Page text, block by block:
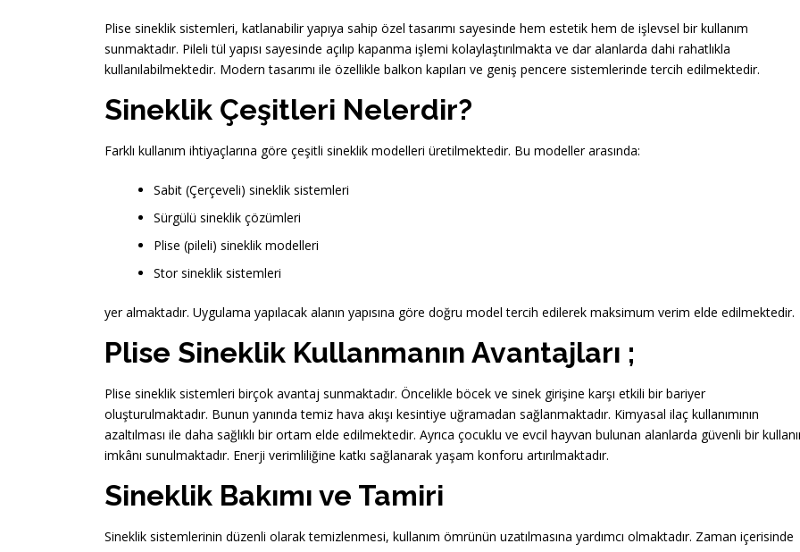
Plise sineklik sistemleri, katlanabilir yapıya sahip özel tasarımı sayesinde hem estetik hem de işlevsel bir kullanım
sunmaktadır. Pileli tül yapısı sayesinde açılıp kapanma işlemi kolaylaştırılmakta ve dar alanlarda dahi rahatlıkla
kullanılabilmektedir. Modern tasarımı ile özellikle balkon kapıları ve geniş pencere sistemlerinde tercih edilmektedir.
Sineklik Çeşitleri Nelerdir?
Farklı kullanım ihtiyaçlarına göre çeşitli sineklik modelleri üretilmektedir. Bu modeller arasında:
Sabit (Çerçeveli) sineklik sistemleri
Sürgülü sineklik çözümleri
Plise (pileli) sineklik modelleri
Stor sineklik sistemleri
yer almaktadır. Uygulama yapılacak alanın yapısına göre doğru model tercih edilerek maksimum verim elde edilmektedir.
Plise Sineklik Kullanmanın Avantajları ;
Plise sineklik sistemleri birçok avantaj sunmaktadır. Öncelikle böcek ve sinek girişine karşı etkili bir bariyer
oluşturulmaktadır. Bunun yanında temiz hava akışı kesintiye uğramadan sağlanmaktadır. Kimyasal ilaç kullanımının
azaltılması ile daha sağlıklı bir ortam elde edilmektedir. Ayrıca çocuklu ve evcil hayvan bulunan alanlarda güvenli bir
imkânı sunulmaktadır. Enerji verimliliğine katkı sağlanarak yaşam konforu artırılmaktadır.
Sineklik Bakımı ve Tamiri
Sineklik sistemlerinin düzenli olarak temizlenmesi, kullanım ömrünün uzatılmasına yardımcı olmaktadır. Zaman içerisinde